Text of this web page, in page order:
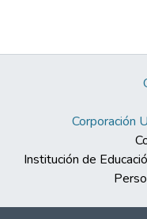
Corporación
Institución de